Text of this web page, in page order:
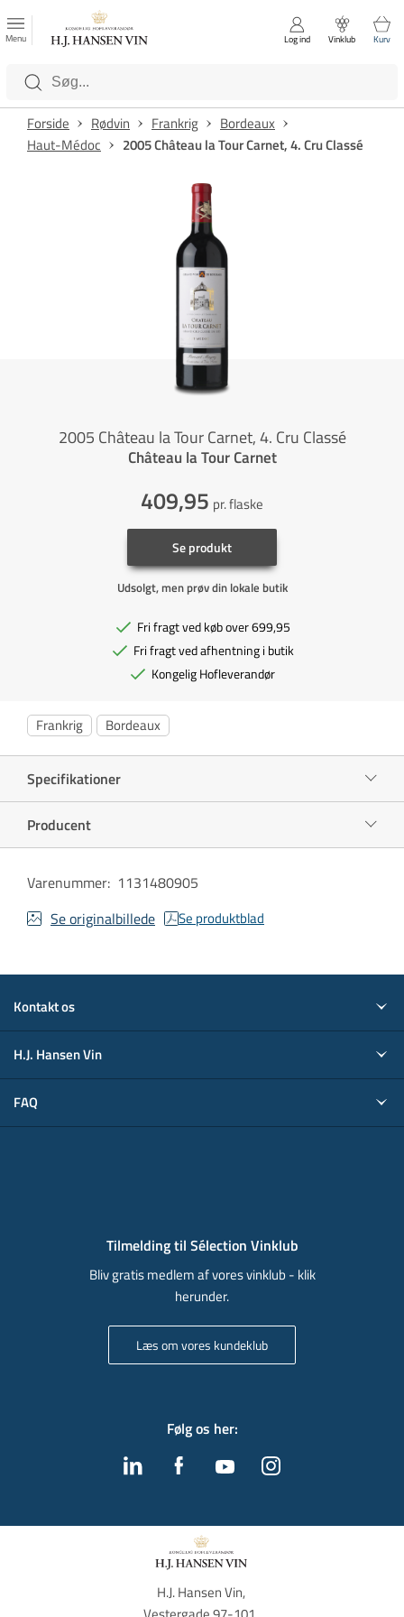
Luk
Kategorier
Menu Log ind Vinklub Kurv
Forside Rødvin Frankrig
Bordeaux
Haut-Médoc
2005 Château la Tour Carnet, 4. Cru Classé
2005 Château la Tour Carnet, 4. Cru Classé
Château la Tour Carnet
409,95 pr. flaske
Se produkt
Udsolgt, men prøv din lokale butik
Fri fragt ved køb over 699,95
Fri fragt ved afhentning i butik
Kongelig Hofleverandør
Frankrig Bordeaux
Specifikationer
Producent
Varenummer: 1131480905
Se originalbillede
Se produktblad
Kontakt os
H.J. Hansen Vin
FAQ
Tilmelding til Sélection Vinklub
Bliv gratis medlem af vores vinklub - klik
herunder.
Læs om vores kundeklub
Følg os her:
H.J. Hansen Vin,